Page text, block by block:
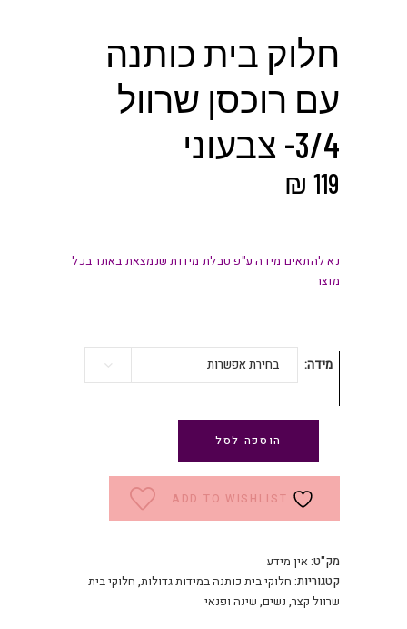
חלוק בית כותנה
עם רוכסן שרוול
3/4- צבעוני
₪ 119
נא להתאים מידה ע"פ טבלת מידות שנמצאת באתר בכל
מוצר
מידה בחירת אפשרות
הוספה לסל
ADD TO WISHLIST
מק"ט: אין מידע
קטגוריות: חלוקי בית כותנה במידות גדולות, חלוקי בית
שרוול קצר, נשים, שינה ופנאי